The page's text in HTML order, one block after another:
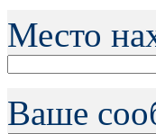
Место
Ваше